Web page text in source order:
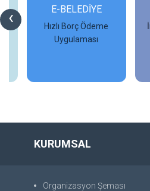
‹ E-BELEDİYE
Hızlı Borç Ödeme
Uygulaması
KURUMSAL
Organizasyon Şeması